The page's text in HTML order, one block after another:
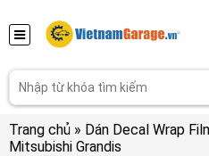
Trang chủ » Dán Decal Wrap
Mitsubishi Grandis